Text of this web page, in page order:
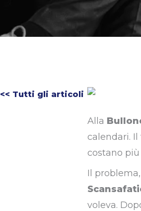
<< Tutti gli articoli
Alla
calendari.
costano
Il
voleva.